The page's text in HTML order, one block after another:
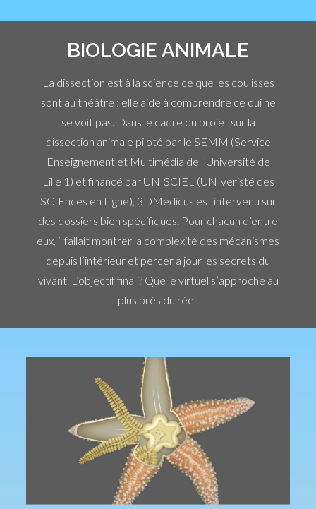
BIOLOGIE ANIMALE
La dissection est à la science ce que les coulisses
sont au théâtre : elle aide à comprendre ce qui ne
se voit pas. Dans le cadre du projet sur la
dissection animale piloté par le SEMM (Service
Enseignement et Multimédia de l’Université de
Lille 1) et financé par UNISCIEL (UNIveristé des
SCIEnces en Ligne), 3DMedicus est intervenu sur
des dossiers bien spécifiques. Pour chacun d’entre
eux, il fallait montrer la complexité des mécanismes
depuis l’intérieur et percer à jour les secrets du
vivant. L’objectif final ? Que le virtuel s’approche au
plus près du réel.